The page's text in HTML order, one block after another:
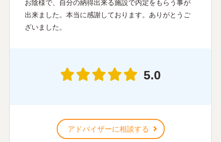
お陰様で、自分の納得出来る施設で内定をもらう事が
出来ました。本当に感謝しております。ありがとうご
ざいました。
5.0
アドバイザーに相談する